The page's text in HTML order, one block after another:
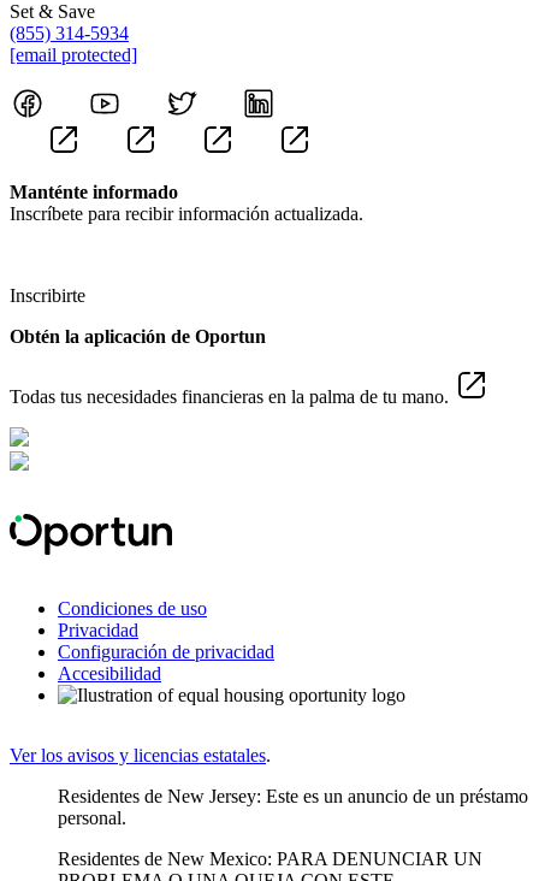
Set & Save
(855) 314-5934
[email protected]
Manténte informado
Inscríbete para recibir información actualizada.
Inscribirte
Obtén la aplicación de Oportun
Todas tus necesidades financieras en la palma de tu mano.
Condiciones de uso
Privacidad
Configuración de privacidad
Accesibilidad
Ver los avisos y licencias estatales.
Residentes de New Jersey: Este es un anuncio de un préstamo
personal.
Residentes de New Mexico: PARA DENUNCIAR UN